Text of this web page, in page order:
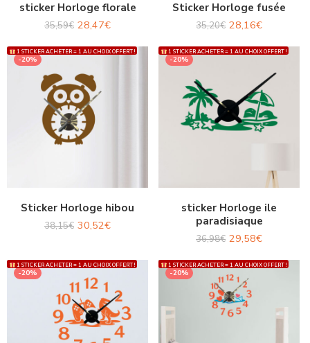
sticker Horloge florale
35,59€ 28,47€
Sticker Horloge fusée
35,20€ 28,16€
1 STICKER ACHETER = 1 AU CHOIX OFFERT !
-20%
Sticker Horloge hibou
38,15€ 30,52€
1 STICKER ACHETER = 1 AU CHOIX OFFERT !
-20%
sticker Horloge ile
paradisiaque
36,98€ 29,58€
1 STICKER ACHETER = 1 AU CHOIX OFFERT !
-20%
1 STICKER ACHETER = 1 AU CHOIX OFFERT !
-20%